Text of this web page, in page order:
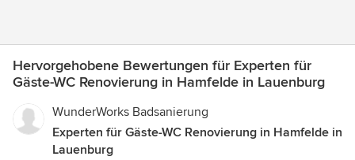
Hervorgehobene Bewertungen für Experten für
Gäste-WC Renovierung in Hamfelde in Lauenburg
WunderWorks Badsanierung
Experten für Gäste-WC Renovierung in Hamfelde in
Lauenburg